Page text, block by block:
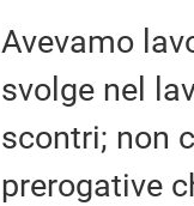
Avevamo
svolge nel
scontri; non
prerogative